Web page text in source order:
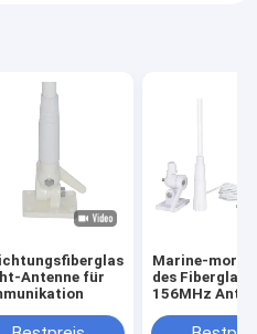
Antenne für
Marine-
des Fiberglas-
156MHz
50Ohm